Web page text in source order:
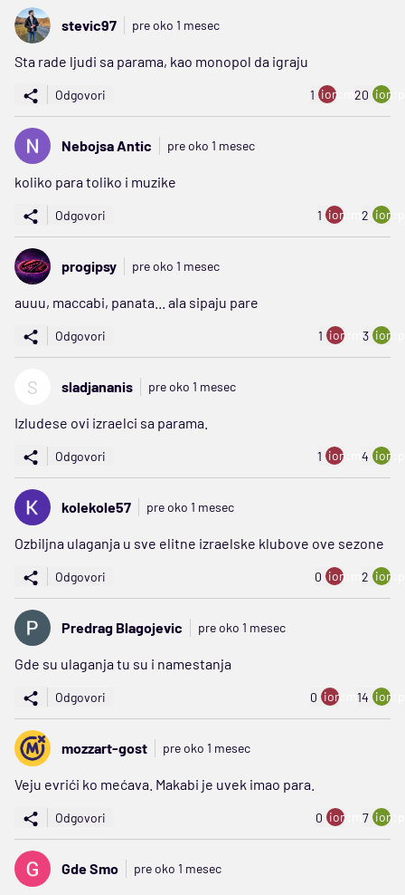
stevic97 pre oko 1 mesec
Sta rade ljudi sa parama, kao monopol da igraju
Odgovori 1 ion:minus
20
Nebojsa Antic pre oko 1 mesec
koliko para toliko i muzike
Odgovori 1 ion:minus
2
progipsy pre oko 1 mesec
auuu, maccabi, panata... ala sipaju pare
Odgovori 1 ion:minus
3
S sladjananis pre oko 1 mesec
Izludese ovi izraelci sa parama.
Odgovori 1 ion:minus
4
kolekole57 pre oko 1 mesec
Ozbiljna ulaganja u sve elitne izraelske klubove ove sezone
Odgovori 0 ion:minus
2
Predrag Blagojevic pre oko 1 mesec
Gde su ulaganja tu su i namestanja
Odgovori 0 ion:minus
14
mozzart-gost pre oko 1 mesec
Veju evrići ko mećava. Makabi je uvek imao para.
Odgovori 0 ion:minus
7
Gde Smo pre oko 1 mesec